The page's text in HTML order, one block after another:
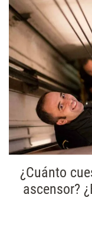
¿Cuánto
ascensor?